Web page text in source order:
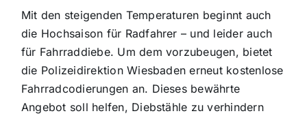
Panorama
Mein Stadtteil
Galerie
Mit den steigenden Temperaturen beginnt auch
die Hochsaison für Radfahrer – und leider auch
für Fahrraddiebe. Um dem vorzubeugen, bietet
die Polizeidirektion Wiesbaden erneut kostenlose
Fahrradcodierungen an. Dieses bewährte
Angebot soll helfen, Diebstähle zu verhindern